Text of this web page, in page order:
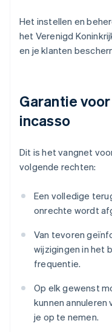
Het instellen en
het Verenigd
en je klanten
Garantie
incasso
Dit is het vangnet
volgende rechten:
Een volledige
onrechte wordt
Van tevoren
wijzigingen in het
frequentie.
Op elk gewenst
kunnen
je op te nemen.